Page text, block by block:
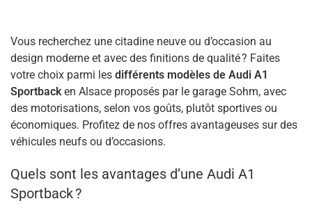
Réinitialiser
Vous recherchez une citadine neuve ou d’occasion au
design moderne et avec des finitions de qualité ? Faites
votre choix parmi les différents modèles de Audi A1
Sportback en Alsace proposés par le garage Sohm, avec
des motorisations, selon vos goûts, plutôt sportives ou
économiques. Profitez de nos offres avantageuses sur des
véhicules neufs ou d’occasions.
Quels sont les avantages d’une Audi A1
Sportback ?